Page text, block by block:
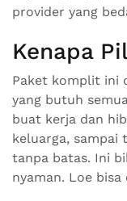
provider yang
Kenapa
Paket komplit ini
yang butuh
buat kerja dan
keluarga, sampai
tanpa batas. Ini
nyaman. Loe